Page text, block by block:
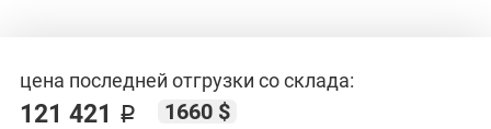
цена последней отгрузки со склада:
121 421 ₽ 1660 $